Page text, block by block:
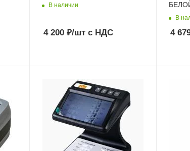
В наличии
4 200₽/штс НДС
В
4